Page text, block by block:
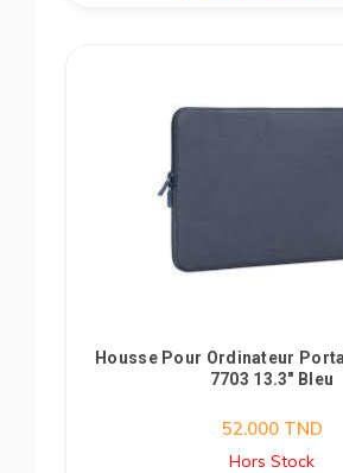
Housse Pour Ordinateur
7703 13.3" Bleu
52.000TND
Hors Stock